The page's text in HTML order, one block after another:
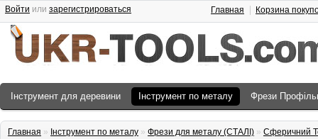
Войти или зарегистрироваться Главная Корзина
Інструмент для деревини Інструмент по металу Фрези
Главная » Інструмент по металу » Фрези для металу (СТАЛІ) » Сферичний